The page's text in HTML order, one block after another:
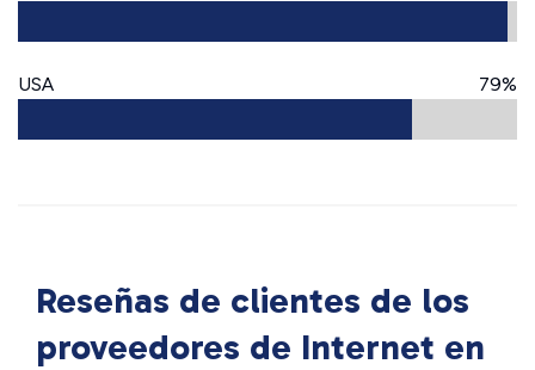
USA 79%
Reseñas de clientes de los
proveedores de Internet en